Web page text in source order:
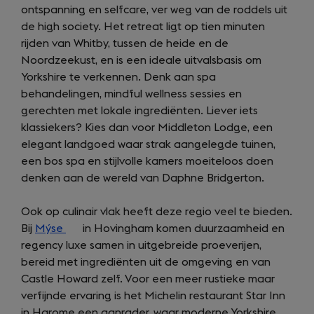
new
tab)
ontspanning en selfcare, ver weg van de roddels uit
de high society. Het retreat ligt op tien minuten
rijden van Whitby, tussen de heide en de
Noordzeekust, en is een ideale uitvalsbasis om
Yorkshire te verkennen. Denk aan spa
behandelingen, mindful wellness sessies en
gerechten met lokale ingrediënten. Liever iets
klassiekers? Kies dan voor Middleton Lodge, een
elegant landgoed waar strak aangelegde tuinen,
een bos spa en stijlvolle kamers moeiteloos doen
denken aan de wereld van Daphne Bridgerton.
Ook op culinair vlak heeft deze regio veel te bieden.
Bij Mýse
(opens
in
a
new
tab)
in Hovingham komen duurzaamheid en
regency luxe samen in uitgebreide proeverijen,
bereid met ingrediënten uit de omgeving en van
Castle Howard zelf. Voor een meer rustieke maar
verfijnde ervaring is het Michelin restaurant Star Inn